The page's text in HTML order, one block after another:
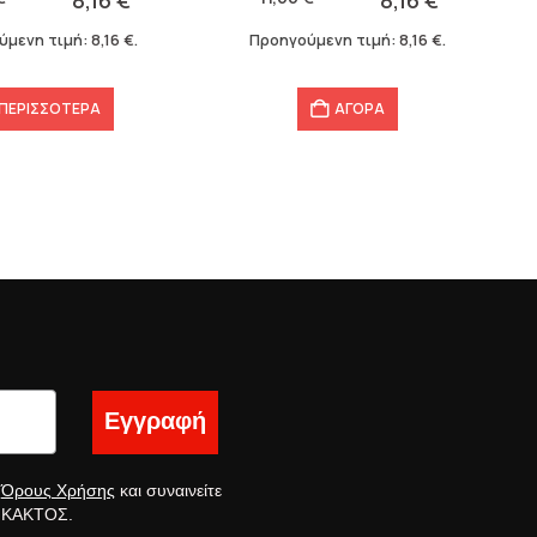
τιμή:8,16€.
11,66 €.
είναι:
Προηγούμενη τιμή:8,16€.
ΑΓΟΡΑ
Εγγραφή
Όρους Χρήσης και συναινείτε
ΚΑΚΤΟΣ.